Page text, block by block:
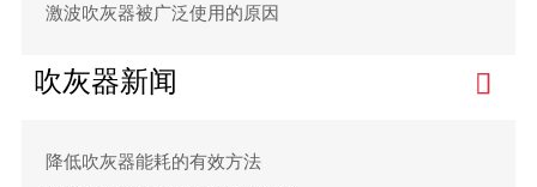
激波吹灰器被广泛使用的原因
吹灰器新闻
降低吹灰器能耗的有效方法